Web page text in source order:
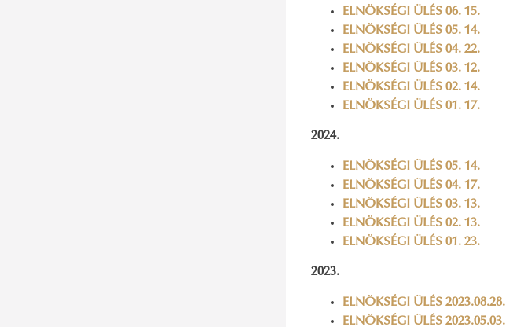
ELNÖKSÉGI ÜLÉS 06. 15.
ELNÖKSÉGI ÜLÉS 05. 14.
ELNÖKSÉGI ÜLÉS 04. 22.
ELNÖKSÉGI ÜLÉS 03. 12.
ELNÖKSÉGI ÜLÉS 02. 14.
ELNÖKSÉGI ÜLÉS 01. 17.
2024.
ELNÖKSÉGI ÜLÉS 05. 14.
ELNÖKSÉGI ÜLÉS 04. 17.
ELNÖKSÉGI ÜLÉS 03. 13.
ELNÖKSÉGI ÜLÉS 02. 13.
ELNÖKSÉGI ÜLÉS 01. 23.
2023.
ELNÖKSÉGI ÜLÉS 2023.08.28.
ELNÖKSÉGI ÜLÉS 2023.05.03.